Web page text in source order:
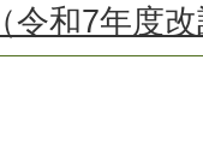
令和7年度